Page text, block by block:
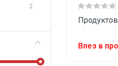
2
Влез в